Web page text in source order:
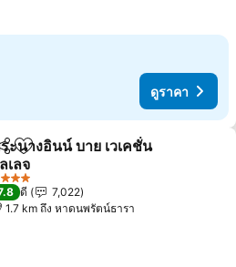
ดูราคา
ร์ เพิ่มในรายการโปรด
ะนางอินน์ บาย เวเคชั่น
เลจ
าคา
าว
ดี
7,022
1.7 km ถึง หาดนพรัตน์ธารา